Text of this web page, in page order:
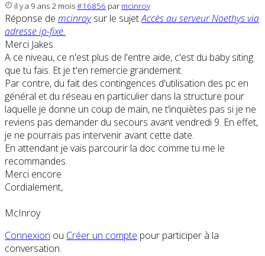
il y a 9 ans 2 mois#16856 par mcinroy
Réponse de mcinroysur le sujetAccès au serveur Noethys via
adresse ip-fixe.
Merci Jakes.
A ce niveau, ce n'est plus de l'entre aide, c'est du baby siting
que tu fais. Et je t'en remercie grandement.
Par contre, du fait des contingences d'utilisation des pc en
général et du réseau en particulier dans la structure pour
laquelle je donne un coup de main, ne t’inquiètes pas si je ne
reviens pas demander du secours avant vendredi 9. En effet,
je ne pourrais pas intervenir avant cette date.
En attendant je vais parcourir la doc comme tu me le
recommandes.
Merci encore
Cordialement,
McInroy
Connexion ou Créer un compte pour participer à la
conversation.